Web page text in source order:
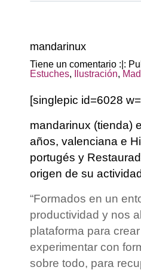
mandarinux
Tiene un comentario :|:
Estuches, Ilustración,
[singlepic id=6028
mandarinux (tienda)
años, valenciana e
portugés y
origen de su
“Formados en un
productividad y nos
plataforma para
experimentar con
sobre todo, para